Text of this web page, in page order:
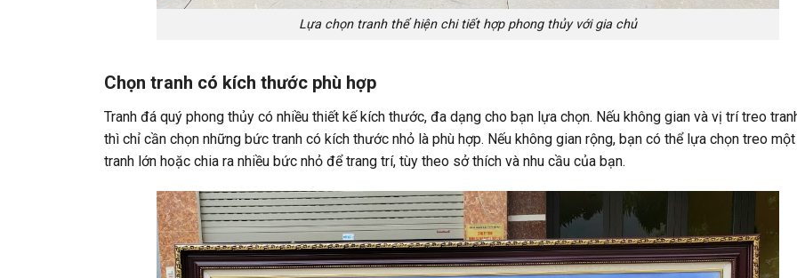
Lựa chọn tranh thể hiện chi tiết hợp phong thủy với gia chủ
Chọn tranh có kích thước phù hợp
Tranh đá quý phong thủy có nhiều thiết kế kích thước, đa dạng cho bạn lựa chọn. Nếu không gian và vị trí treo
thì chỉ cần chọn những bức tranh có kích thước nhỏ là phù hợp. Nếu không gian rộng, bạn có thể lựa chọn treo
tranh lớn hoặc chia ra nhiều bức nhỏ để trang trí, tùy theo sở thích và nhu cầu của bạn.